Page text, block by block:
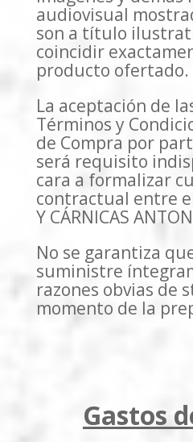
audiovisual
son a título
coincidir
producto ofertado.
La aceptación de
Términos y
de Compra por
será requisito
cara a formalizar
contractual entre el
Y CÁRNICAS
No se garantiza
suministre
razones obvias de
momento de la
Gastos